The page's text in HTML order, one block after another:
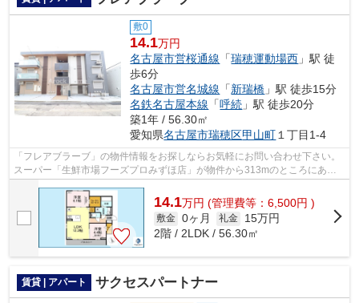
敷0
14.1万円
名古屋市営桜通線 「瑞穂運動場西 」駅 徒
歩6分
名古屋市営名城線 「新瑞橋 」駅 徒歩15分
名鉄名古屋本線 「呼続 」駅 徒歩20分
築1年 / 56.30㎡
愛知県名古屋市瑞穂区甲山町 １丁目1-4
「フレアブラーブ」の物件情報をお探しならお気軽にお問い合わせ下さい。
スーパー「生鮮市場フーズプロみずほ店」が物件から313mのところにあり
ます。駅が周辺に2つあるので行動範囲が...
14.1万円 (管理費等：6,500円 )
敷金 0ヶ月 礼金
15万円
2階 / 2LDK / 56.30㎡
賃貸 | アパート サクセスパートナー